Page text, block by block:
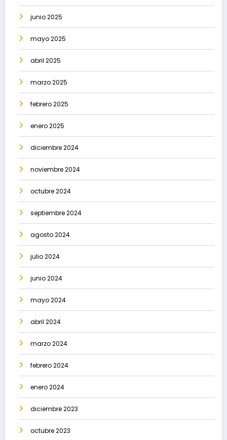
junio 2025
mayo 2025
abril 2025
marzo 2025
febrero 2025
enero 2025
diciembre 2024
noviembre 2024
octubre 2024
septiembre 2024
agosto 2024
julio 2024
junio 2024
mayo 2024
abril 2024
marzo 2024
febrero 2024
enero 2024
diciembre 2023
octubre 2023